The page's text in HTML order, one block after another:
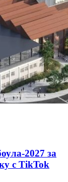
2027 за
с TikTok